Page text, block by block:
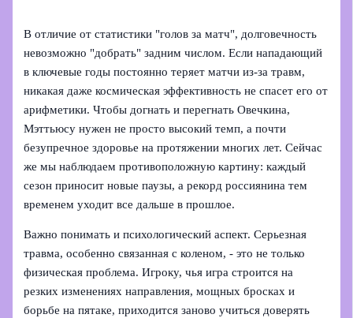
В отличие от статистики "голов за матч", долговечность
невозможно "добрать" задним числом. Если нападающий
в ключевые годы постоянно теряет матчи из‑за травм,
никакая даже космическая эффективность не спасет его от
арифметики. Чтобы догнать и перегнать Овечкина,
Мэттьюсу нужен не просто высокий темп, а почти
безупречное здоровье на протяжении многих лет. Сейчас
же мы наблюдаем противоположную картину: каждый
сезон приносит новые паузы, а рекорд россиянина тем
временем уходит все дальше в прошлое.
Важно понимать и психологический аспект. Серьезная
травма, особенно связанная с коленом, - это не только
физическая проблема. Игроку, чья игра строится на
резких изменениях направления, мощных бросках и
борьбе на пятаке, приходится заново учиться доверять